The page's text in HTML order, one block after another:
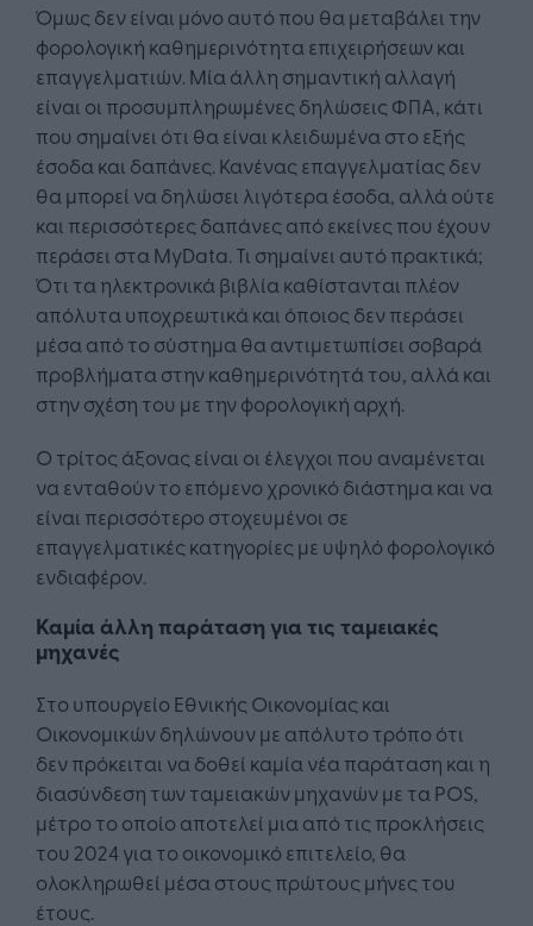
Όμως δεν είναι μόνο αυτό που θα μεταβάλει την
φορολογική καθημερινότητα επιχειρήσεων και
επαγγελματιών. Μία άλλη σημαντική αλλαγή
είναι οι προσυμπληρωμένες δηλώσεις ΦΠΑ, κάτι
που σημαίνει ότι θα είναι κλειδωμένα στο εξής
έσοδα και δαπάνες. Κανένας επαγγελματίας δεν
θα μπορεί να δηλώσει λιγότερα έσοδα, αλλά ούτε
και περισσότερες δαπάνες από εκείνες που έχουν
περάσει στα MyData. Τι σημαίνει αυτό πρακτικά;
Ότι τα ηλεκτρονικά βιβλία καθίστανται πλέον
απόλυτα υποχρεωτικά και όποιος δεν περάσει
μέσα από το σύστημα θα αντιμετωπίσει σοβαρά
προβλήματα στην καθημερινότητά του, αλλά και
στην σχέση του με την φορολογική αρχή.
Ο τρίτος άξονας είναι οι έλεγχοι που αναμένεται
να ενταθούν το επόμενο χρονικό διάστημα και να
είναι περισσότερο στοχευμένοι σε
επαγγελματικές κατηγορίες με υψηλό φορολογικό
ενδιαφέρον.
Καμία άλλη παράταση για τις ταμειακές
μηχανές
Στο υπουργείο Εθνικής Οικονομίας και
Οικονομικών δηλώνουν με απόλυτο τρόπο ότι
δεν πρόκειται να δοθεί καμία νέα παράταση και η
διασύνδεση των ταμειακών μηχανών με τα POS,
μέτρο το οποίο αποτελεί μια από τις προκλήσεις
του 2024 για το οικονομικό επιτελείο, θα
ολοκληρωθεί μέσα στους πρώτους μήνες του
έτους.